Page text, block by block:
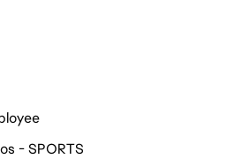
- SPORTS